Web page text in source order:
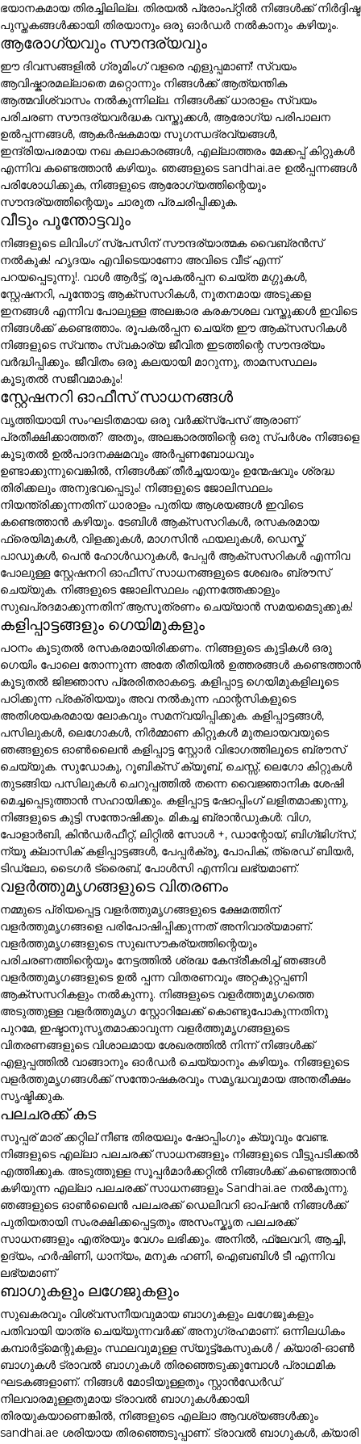
ഭയാനകമായ തിരച്ചിലില്ല. തിരയൽ പ്രോംപ്റ്റിൽ നിങ്ങൾക്ക് നിർദ്ദിഷ്ട
പുസ്തകങ്ങൾക്കായി തിരയാനും ഒരു ഓർഡർ നൽകാനും കഴിയും.
ആരോഗ്യവും സൗന്ദര്യവും
ഈ ദിവസങ്ങളിൽ ഗ്രൂമിംഗ് വളരെ എളുപ്പമാണ്! സ്വയം
ആവിഷ്കാരമല്ലാതെ മറ്റൊന്നും നിങ്ങൾക്ക് ആത്യന്തിക
ആത്മവിശ്വാസം നൽകുന്നില്ല. നിങ്ങൾക്ക് ധാരാളം സ്വയം
പരിചരണ സൗന്ദര്യവർദ്ധക വസ്തുക്കൾ, ആരോഗ്യ പരിപാലന
ഉൽപ്പന്നങ്ങൾ, ആകർഷകമായ സുഗന്ധദ്രവ്യങ്ങൾ,
ഇന്ദ്രിയപരമായ നഖ കലാകാരങ്ങൾ, എല്ലാത്തരം മേക്കപ്പ് കിറ്റുകൾ
എന്നിവ കണ്ടെത്താൻ കഴിയും. ഞങ്ങളുടെ sandhai.ae ഉൽപ്പന്നങ്ങൾ
പരിശോധിക്കുക, നിങ്ങളുടെ ആരോഗ്യത്തിന്റെയും
സൗന്ദര്യത്തിന്റെയും ചാരുത പ്രചരിപ്പിക്കുക.
വീടും പൂന്തോട്ടവും
നിങ്ങളുടെ ലിവിംഗ് സ്പേസിന് സൗന്ദര്യാത്മക വൈബ്രൻസ്
നൽകുക! ഹൃദയം എവിടെയാണോ അവിടെ വീട് എന്ന്
പറയപ്പെടുന്നു!. വാൾ ആർട്ട്, രൂപകൽപ്പന ചെയ്ത മഗ്ഗുകൾ,
സ്റ്റേഷനറി, പൂന്തോട്ട ആക്സസറികൾ, നൂതനമായ അടുക്കള
ഇനങ്ങൾ എന്നിവ പോലുള്ള അലങ്കാര കരകൗശല വസ്തുക്കൾ ഇവിടെ
നിങ്ങൾക്ക് കണ്ടെത്താം. രൂപകൽപ്പന ചെയ്ത ഈ ആക്സസറികൾ
നിങ്ങളുടെ സ്വന്തം സ്വകാര്യ ജീവിത ഇടത്തിന്റെ സൗന്ദര്യം
വർദ്ധിപ്പിക്കും. ജീവിതം ഒരു കലയായി മാറുന്നു, താമസസ്ഥലം
കൂടുതൽ സജീവമാകും!
സ്റ്റേഷനറി ഓഫീസ് സാധനങ്ങൾ
വൃത്തിയായി സംഘടിതമായ ഒരു വർക്ക്സ്പേസ് ആരാണ്
പ്രതീക്ഷിക്കാത്തത്? അതും, അലങ്കാരത്തിന്റെ ഒരു സ്പർശം നിങ്ങളെ
കൂടുതൽ ഉൽപാദനക്ഷമവും അർപ്പണബോധവും
ഉണ്ടാക്കുന്നുവെങ്കിൽ, നിങ്ങൾക്ക് തീർച്ചയായും ഉന്മേഷവും ശ്രദ്ധ
തിരിക്കലും അനുഭവപ്പെടും! നിങ്ങളുടെ ജോലിസ്ഥലം
നിയന്ത്രിക്കുന്നതിന് ധാരാളം പുതിയ ആശയങ്ങൾ ഇവിടെ
കണ്ടെത്താൻ കഴിയും. ടേബിൾ ആക്സസറികൾ, രസകരമായ
ഫ്രെയിമുകൾ, വിളക്കുകൾ, മാഗസിൻ ഫയലുകൾ, ഡെസ്ക്
പാഡുകൾ, പെൻ ഹോൾഡറുകൾ, പേപ്പർ ആക്സസറികൾ എന്നിവ
പോലുള്ള സ്റ്റേഷനറി ഓഫീസ് സാധനങ്ങളുടെ ശേഖരം ബ്രൗസ്
ചെയ്യുക. നിങ്ങളുടെ ജോലിസ്ഥലം എന്നത്തേക്കാളും
സുഖപ്രദമാക്കുന്നതിന് ആസൂത്രണം ചെയ്യാൻ സമയമെടുക്കുക!
കളിപ്പാട്ടങ്ങളും ഗെയിമുകളും
പഠനം കൂടുതൽ രസകരമായിരിക്കണം. നിങ്ങളുടെ കുട്ടികൾ ഒരു
ഗെയിം പോലെ തോന്നുന്ന അതേ രീതിയിൽ ഉത്തരങ്ങൾ കണ്ടെത്താൻ
കൂടുതൽ ജിജ്ഞാസ പ്രേരിതരാകട്ടെ. കളിപ്പാട്ട ഗെയിമുകളിലൂടെ
പഠിക്കുന്ന പ്രക്രിയയും അവ നൽകുന്ന ഫാന്റസികളുടെ
അതിശയകരമായ ലോകവും സമന്വയിപ്പിക്കുക. കളിപ്പാട്ടങ്ങൾ,
പസിലുകൾ, ലെഗോകൾ, നിർമ്മാണ കിറ്റുകൾ മുതലായവയുടെ
ഞങ്ങളുടെ ഓൺലൈൻ കളിപ്പാട്ട സ്റ്റോർ വിഭാഗത്തിലൂടെ ബ്രൗസ്
ചെയ്യുക. സുഡോകു, റൂബിക്സ് ക്യൂബ്, ചെസ്സ്, ലെഗോ കിറ്റുകൾ
തുടങ്ങിയ പസിലുകൾ ചെറുപ്പത്തിൽ തന്നെ വൈജ്ഞാനിക ശേഷി
മെച്ചപ്പെടുത്താൻ സഹായിക്കും. കളിപ്പാട്ട ഷോപ്പിംഗ് ലളിതമാക്കുന്നു,
നിങ്ങളുടെ കുട്ടി സന്തോഷിക്കും. മികച്ച ബ്രാൻഡുകൾ: വിഗ,
പോളാർബി, കിൻഡർഫീറ്റ്, ലിറ്റിൽ സോൾ +, ഡാന്റോയ്, ബിഗ്ജിഗ്സ്,
ന്യൂ ക്ലാസിക് കളിപ്പാട്ടങ്ങൾ, പേപ്പർക്രൂ, പോപിക്, ത്രെഡ് ബിയർ,
ടിഡ്ലോ, ടൈഗർ ട്രൈബ്, പോൾസി എന്നിവ ലഭ്യമാണ്.
വളർത്തുമൃഗങ്ങളുടെ വിതരണം
നമ്മുടെ പ്രിയപ്പെട്ട വളർത്തുമൃഗങ്ങളുടെ ക്ഷേമത്തിന്
വളർത്തുമൃഗങ്ങളെ പരിപോഷിപ്പിക്കുന്നത് അനിവാര്യമാണ്.
വളർത്തുമൃഗങ്ങളുടെ സുഖസൗകര്യത്തിന്റെയും
പരിചരണത്തിന്റെയും നേട്ടത്തിൽ ശ്രദ്ധ കേന്ദ്രീകരിച്ച് ഞങ്ങൾ
വളർത്തുമൃഗങ്ങളുടെ ഉൽ പ്പന്ന വിതരണവും അറ്റകുറ്റപ്പണി
ആക്സസറികളും നൽകുന്നു. നിങ്ങളുടെ വളർത്തുമൃഗത്തെ
അടുത്തുള്ള വളർത്തുമൃഗ സ്റ്റോറിലേക്ക് കൊണ്ടുപോകുന്നതിനു
പുറമേ, ഇഷ്ടാനുസൃതമാക്കാവുന്ന വളർത്തുമൃഗങ്ങളുടെ
വിതരണങ്ങളുടെ വിശാലമായ ശേഖരത്തിൽ നിന്ന് നിങ്ങൾക്ക്
എളുപ്പത്തിൽ വാങ്ങാനും ഓർഡർ ചെയ്യാനും കഴിയും. നിങ്ങളുടെ
വളർത്തുമൃഗങ്ങൾക്ക് സന്തോഷകരവും സമൃദ്ധവുമായ അന്തരീക്ഷം
സൃഷ്ടിക്കുക.
പലചരക്ക് കട
സൂപ്പര് മാര് ക്കറ്റില് നീണ്ട തിരയലും ഷോപ്പിംഗും ക്യൂവും വേണ്ട.
നിങ്ങളുടെ എല്ലാ പലചരക്ക് സാധനങ്ങളും നിങ്ങളുടെ വീട്ടുപടിക്കൽ
എത്തിക്കുക. അടുത്തുള്ള സൂപ്പർമാർക്കറ്റിൽ നിങ്ങൾക്ക് കണ്ടെത്താൻ
കഴിയുന്ന എല്ലാ പലചരക്ക് സാധനങ്ങളും Sandhai.ae നൽകുന്നു.
ഞങ്ങളുടെ ഓൺലൈൻ പലചരക്ക് ഡെലിവറി ഓപ്ഷൻ നിങ്ങൾക്ക്
പുതിയതായി സംരക്ഷിക്കപ്പെട്ടതും അസംസ്കൃത പലചരക്ക്
സാധനങ്ങളും എത്രയും വേഗം ലഭിക്കും. അനിൽ, ഫ്ലേവറി, ആച്ചി,
ഉദ്യം, ഹർഷിണി, ധാന്യം, മനുക ഹണി, ഐബബിൾ ടീ എന്നിവ
ലഭ്യമാണ്
ബാഗുകളും ലഗേജുകളും
സുഖകരവും വിശ്വസനീയവുമായ ബാഗുകളും ലഗേജുകളും
പതിവായി യാത്ര ചെയ്യുന്നവർക്ക് അനുഗ്രഹമാണ്. ഒന്നിലധികം
കമ്പാർട്ട്മെന്റുകളും സ്ഥലവുമുള്ള സ്യൂട്ട്കേസുകൾ / ക്യാരി-ഓൺ
ബാഗുകൾ ട്രാവൽ ബാഗുകൾ തിരഞ്ഞെടുക്കുമ്പോൾ പ്രാഥമിക
ഘടകങ്ങളാണ്. നിങ്ങൾ മോടിയുള്ളതും സ്റ്റാൻഡേർഡ്
നിലവാരമുള്ളതുമായ ട്രാവൽ ബാഗുകൾക്കായി
തിരയുകയാണെങ്കിൽ, നിങ്ങളുടെ എല്ലാ ആവശ്യങ്ങൾക്കും
sandhai.ae ശരിയായ തിരഞ്ഞെടുപ്പാണ്. ട്രാവൽ ബാഗുകൾ, ക്യാരി